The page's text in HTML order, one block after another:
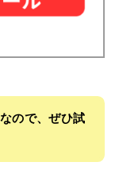
ので、ぜひ試